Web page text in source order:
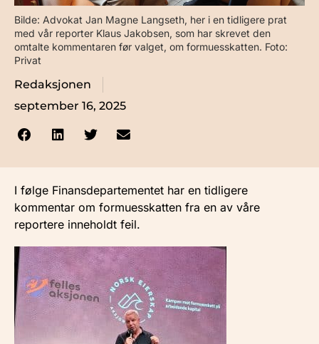
Bilde: Advokat Jan Magne Langseth, her i en tidligere prat
med vår reporter Klaus Jakobsen, som har skrevet den
omtalte kommentaren før valget, om formuesskatten. Foto:
Privat
Redaksjonen
september 16, 2025
I følge Finansdepartementet har en tidligere
kommentar om formuesskatten fra en av våre
reportere inneholdt feil.